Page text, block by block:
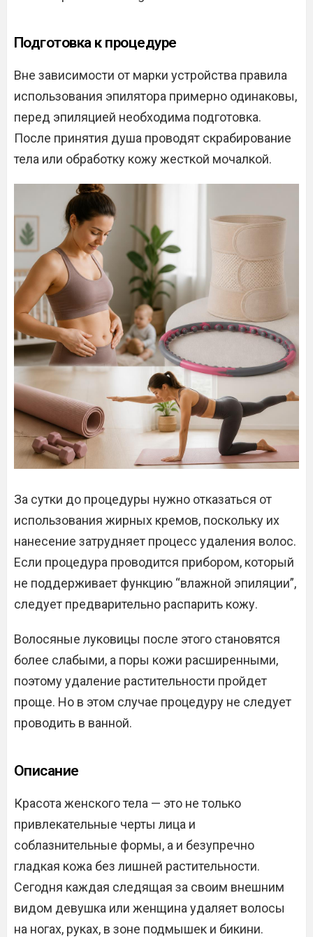
Подготовка к процедуре
Вне зависимости от марки устройства правила
использования эпилятора примерно одинаковы,
перед эпиляцией необходима подготовка.
После принятия душа проводят скрабирование
тела или обработку кожу жесткой мочалкой.
За сутки до процедуры нужно отказаться от
использования жирных кремов, поскольку их
нанесение затрудняет процесс удаления волос.
Если процедура проводится прибором, который
не поддерживает функцию “влажной эпиляции”,
следует предварительно распарить кожу.
Волосяные луковицы после этого становятся
более слабыми, а поры кожи расширенными,
поэтому удаление растительности пройдет
проще. Но в этом случае процедуру не следует
проводить в ванной.
Описание
Красота женского тела — это не только
привлекательные черты лица и
соблазнительные формы, а и безупречно
гладкая кожа без лишней растительности.
Сегодня каждая следящая за своим внешним
видом девушка или женщина удаляет волосы
на ногах, руках, в зоне подмышек и бикини.